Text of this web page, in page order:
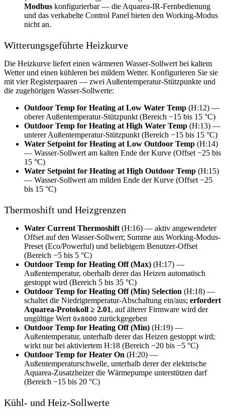
Modbus konfigurierbar — die Aquarea-IR-Fernbedienung
und das verkabelte Control Panel bieten den Working-Modus
nicht an.
Witterungsgeführte Heizkurve
Die Heizkurve liefert einen wärmeren Wasser-Sollwert bei kaltem
Wetter und einen kühleren bei mildem Wetter. Konfigurieren Sie sie
mit vier Registerpaaren — zwei Außentemperatur-Stützpunkte und
die zugehörigen Wasser-Sollwerte:
Outdoor Temp for Heating at Low Water Temp (H:12) —
oberer Außentemperatur-Stützpunkt (Bereich −15 bis 15 °C)
Outdoor Temp for Heating at High Water Temp (H:13) —
unterer Außentemperatur-Stützpunkt (Bereich −15 bis 15 °C)
Water Setpoint for Heating at Low Outdoor Temp (H:14)
— Wasser-Sollwert am kalten Ende der Kurve (Offset −25 bis
15 °C)
Water Setpoint for Heating at High Outdoor Temp (H:15)
— Wasser-Sollwert am milden Ende der Kurve (Offset −25
bis 15 °C)
Thermoshift und Heizgrenzen
Water Current Thermoshift (H:16) — aktiv angewendeter
Offset auf den Wasser-Sollwert; Summe aus Working-Modus-
Preset (Eco/Powerful) und beliebigem Benutzer-Offset
(Bereich −5 bis 5 °C)
Outdoor Temp for Heating Off (Max) (H:17) —
Außentemperatur, oberhalb derer das Heizen automatisch
gestoppt wird (Bereich 5 bis 35 °C)
Outdoor Temp for Heating Off (Min) Selection (H:18) —
schaltet die Niedrigtemperatur-Abschaltung ein/aus; erfordert
Aquarea-Protokoll ≥ 2.01, auf älterer Firmware wird der
ungültige Wert 0x8000 zurückgegeben
Outdoor Temp for Heating Off (Min) (H:19) —
Außentemperatur, unterhalb derer das Heizen gestoppt wird;
wirkt nur bei aktiviertem H:18 (Bereich −20 bis −5 °C)
Outdoor Temp for Heater On (H:20) —
Außentemperaturschwelle, unterhalb derer der elektrische
Aquarea-Zusatzheizer die Wärmepumpe unterstützen darf
(Bereich −15 bis 20 °C)
Kühl- und Heiz-Sollwerte